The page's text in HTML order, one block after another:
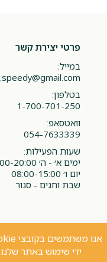
פרטי יצירת קשר
במייל:
בטלפון:
1-700-701-250
וואטסאפ:
054-7633339
שעות הפעילות:
ימים א׳ - ה׳ 08:00-20:00
יום ו׳ 08:00-15:00
שבת וחגים - סגור